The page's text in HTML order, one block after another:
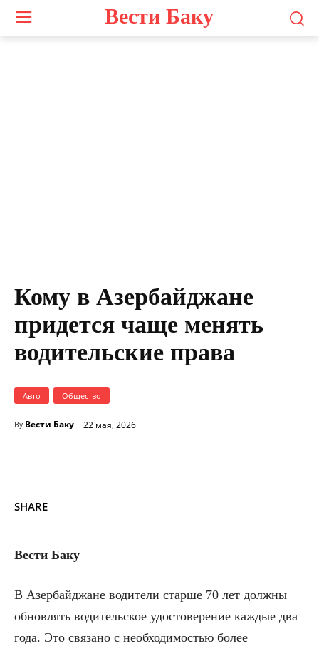
Вести Баку
Кому в Азербайджане
придется чаще менять
водительские права
Авто Общество
By Вести Баку 22 мая, 2026
SHARE
Вести Баку
В Азербайджане водители старше 70 лет должны
обновлять водительское удостоверение каждые два
года. Это связано с необходимостью более